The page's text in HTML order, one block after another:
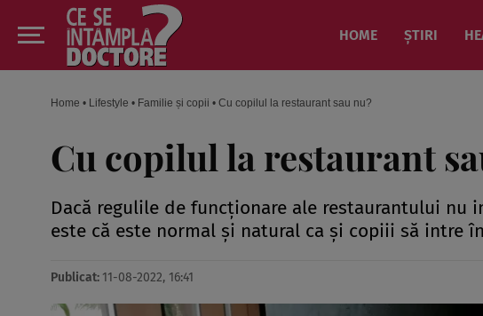
HOME ȘTIRI
Home • Lifestyle • Familie și copii • Cu copilul la restaurant sau nu?
Cu copilul la restaurant
Dacă regulile de funcționare ale restaurantului
este că este normal și natural ca și copiii să intre
Publicat: 11-08-2022, 16:41